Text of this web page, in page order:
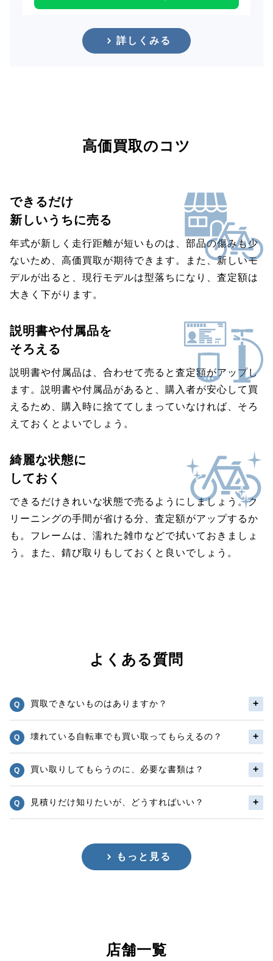
詳しくみる
高価買取のコツ
できるだけ
新しいうちに売る
年式が新しく走行距離が短いものは、部品の傷みも少
ないため、高価買取が期待できます。また、新しいモ
デルが出ると、現行モデルは型落ちになり、査定額は
大きく下がります。
説明書や付属品を
そろえる
説明書や付属品は、合わせて売ると査定額がアップし
ます。説明書や付属品があると、購入者が安心して買
えるため、購入時に捨ててしまっていなければ、そろ
えておくとよいでしょう。
綺麗な状態に
しておく
できるだけきれいな状態で売るようにしましょう。ク
リーニングの手間が省ける分、査定額がアップするか
も。フレームは、濡れた雑巾などで拭いておきましょ
う。また、錆び取りもしておくと良いでしょう。
よくある質問
買取できないものはありますか？
壊れている自転車でも買い取ってもらえるの？
買い取りしてもらうのに、必要な書類は？
見積りだけ知りたいが、どうすればいい？
もっと見る
店舗一覧